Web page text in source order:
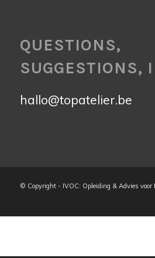
QUESTIONS,
SUGGESTIONS,
hallo@topatelier.be
© Copyright - IVOC: Opleiding & Advies voor